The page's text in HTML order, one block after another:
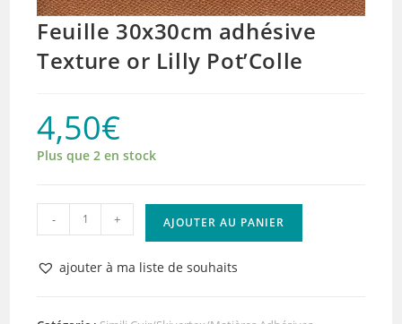
Feuille 30x30cm adhésive
Texture or Lilly Pot’Colle
4,50€
Plus que 2 en stock
quantité
de
Feuille
30x30cm
- + AJOUTER AU PANIER
ajouter à ma liste de souhaits